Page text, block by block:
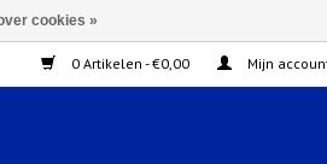
0 Artikelen - €0,00 Mijn
cookies »